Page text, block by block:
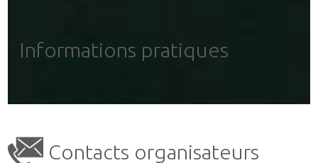
Informations pratiques
Contacts organisateurs